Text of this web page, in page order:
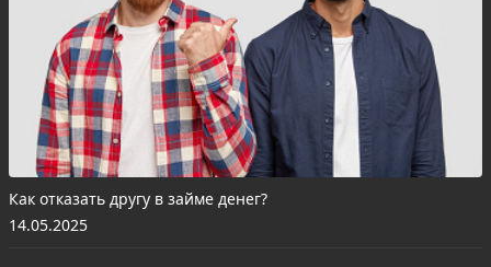
Как отказать другу в займе денег?
14.05.2025